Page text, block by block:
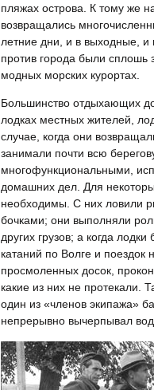
пляжах острова. К тому же
возвращались
летние дни, и в выходные,
против города были сплошь
модных морских курортах.
Большинство отдыхающих
лодках местных жителей,
случае, когда они
занимали почти всю
многофункциональными,
домашних дел. Для
необходимы. С них ловили
бочками; они выполняли
других грузов; а когда
катаний по Волге и
просмоленных досок,
какие из них не протекали.
один из «членов экипажа»
непрерывно вычерпывал